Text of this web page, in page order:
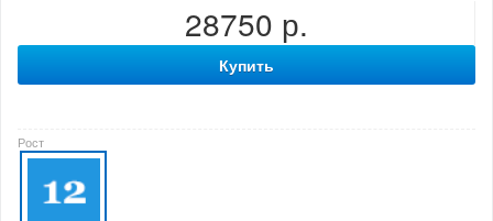
28750 р.
Купить
Рост